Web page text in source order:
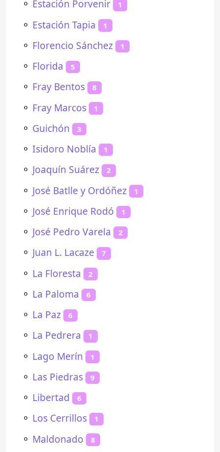
⚬ Estación Porvenir 1
⚬ Estación Tapia 1
⚬ Florencio Sánchez 1
⚬ Florida 5
⚬ Fray Bentos 8
⚬ Fray Marcos 1
⚬ Guichón 3
⚬ Isidoro Noblía 1
⚬ Joaquín Suárez 2
⚬ José Batlle y Ordóñez 1
⚬ José Enrique Rodó 1
⚬ José Pedro Varela 2
⚬ Juan L. Lacaze 7
⚬ La Floresta 2
⚬ La Paloma 6
⚬ La Paz 6
⚬ La Pedrera 1
⚬ Lago Merín 1
⚬ Las Piedras 9
⚬ Libertad 6
⚬ Los Cerrillos 1
⚬ Maldonado 8